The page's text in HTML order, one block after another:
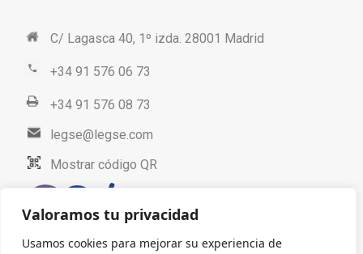
Valoramos tu privacidad
Usamos cookies para mejorar su experiencia de
C/ Lagasca 40, 1º izda. 28001 Madrid
+34 91 576 06 73
+34 91 576 08 73
legse@legse.com
Mostrar código QR